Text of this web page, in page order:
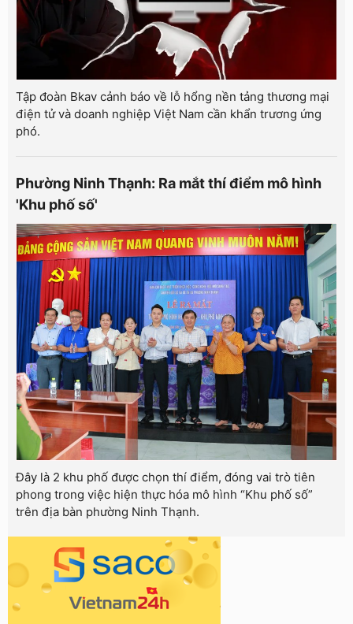
Tập đoàn Bkav cảnh báo về lỗ hổng nền tảng thương mại
điện tử và doanh nghiệp Việt Nam cần khẩn trương ứng
phó.
Phường Ninh Thạnh: Ra mắt thí điểm mô hình
'Khu phố số'
Đây là 2 khu phố được chọn thí điểm, đóng vai trò tiên
phong trong việc hiện thực hóa mô hình “Khu phố số”
trên địa bàn phường Ninh Thạnh.